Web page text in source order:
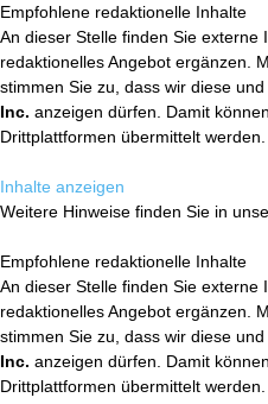
Empfohlene redaktionelle Inhalte
An dieser Stelle finden Sie externe
redaktionelles Angebot ergänzen.
stimmen Sie zu, dass wir diese
Inc. anzeigen dürfen. Damit
Drittplattformen übermittelt werden.
Inhalte anzeigen
Weitere Hinweise finden Sie in
Empfohlene redaktionelle Inhalte
An dieser Stelle finden Sie externe
redaktionelles Angebot ergänzen.
stimmen Sie zu, dass wir diese
Inc. anzeigen dürfen. Damit
Drittplattformen übermittelt werden.